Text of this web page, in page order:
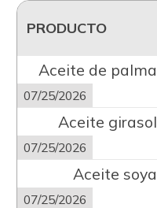
PRODUCTO
Aceite de palma
07/25/2026
Aceite girasol
07/25/2026
Aceite soya
07/25/2026